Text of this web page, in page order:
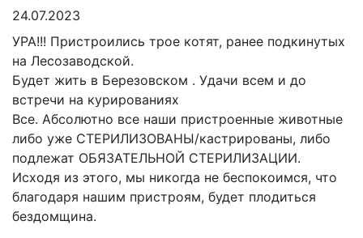
24.07.2023
УРА!!! Пристроились трое котят, ранее подкинутых
на Лесозаводской.
Будет жить в Березовском . Удачи всем и до
встречи на курированиях
Все. Абсолютно все наши пристроенные животные
либо уже СТЕРИЛИЗОВАНЫ/кастрированы, либо
подлежат ОБЯЗАТЕЛЬНОЙ СТЕРИЛИЗАЦИИ.
Исходя из этого, мы никогда не беспокоимся, что
благодаря нашим пристроям, будет плодиться
бездомщина.